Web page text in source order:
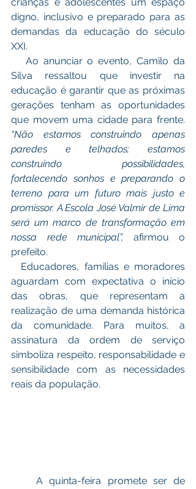
digno, inclusivo e preparado para as
demandas da educação do século
XXI.
Silva ressaltou que investir na
educação é garantir que as próximas
gerações tenham as oportunidades
“Não estamos construindo apenas
paredes e telhados; estamos
construindo possibilidades,
fortalecendo sonhos e preparando o
terreno para um futuro mais justo e
promissor. A Escola José Valmir de Lima
será um marco de transformação em
nossa rede municipal”, afirmou o
prefeito.
aguardam com expectativa o início
das obras, que representam a
realização de uma demanda histórica
da comunidade. Para muitos, a
assinatura da ordem de serviço
simboliza respeito, responsabilidade e
sensibilidade com as necessidades
reais da população.